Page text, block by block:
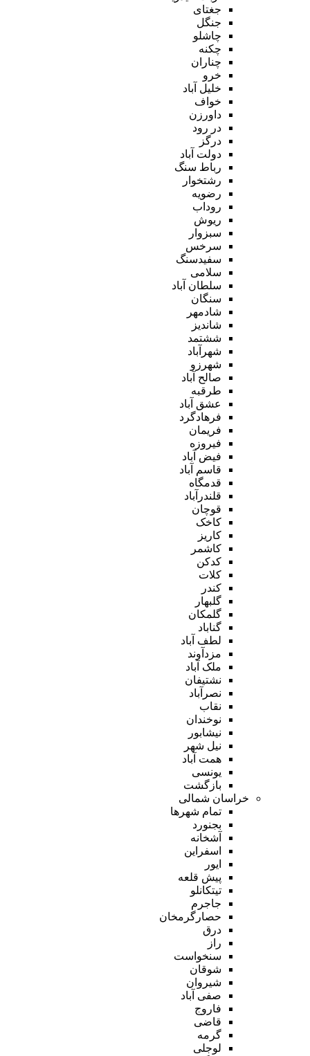
جغتای
جنگل
چاشلو
چکنه
چناران
خرو
خلیل آباد
خواف
داورزن
در رود
درگز
دولت آباد
رباط سنگ
رشتخوار
رضویه
روداب
ریوش
سبزوار
سرخس
سفیدسنگ
سلامی
سلطان آباد
سنگان
شادمهر
شاندیز
ششتمد
شهرآباد
شهرزو
صالح آباد
طرقبه
عشق آباد
فرهادگرد
فریمان
فیروزه
فیض آباد
قاسم آباد
قدمگاه
قلندرآباد
قوچان
کاخک
کاریز
کاشمر
کدکن
کلات
کندر
گلبهار
گلمکان
گناباد
لطف آباد
مزدآوند
ملک آباد
نشتیفان
نصرآباد
نقاب
نوخندان
نیشابور
نیل شهر
همت آباد
یونسی
بازگشت
خراسان شمالی
تمام شهر‌ها
بجنورد
آشخانه
اسفراین
ایور
پیش قلعه
تیتکانلو
جاجرم
حصارگرمخان
درق
راز
سنخواست
شوقان
شیروان
صفی آباد
فاروج
قاضی
گرمه
لوجلی